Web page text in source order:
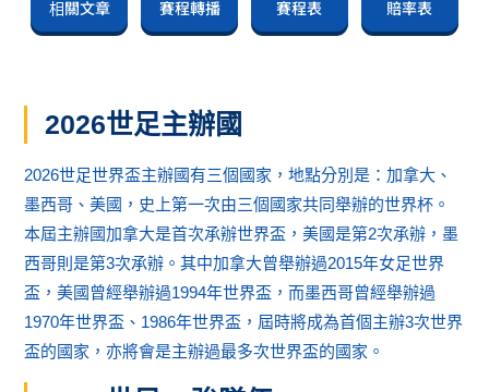
相關文章 賽程轉播 賽程表 賠率表
2026世足主辦國
2026世足世界盃主辦國有三個國家，地點分別是：加拿大、
墨西哥、美國，史上第一次由三個國家共同舉辦的世界杯。
本屆主辦國加拿大是首次承辦世界盃，美國是第2次承辦，墨
西哥則是第3次承辦。其中加拿大曾舉辦過2015年女足世界
盃，美國曾經舉辦過1994年世界盃，而墨西哥曾經舉辦過
1970年世界盃、1986年世界盃，屆時將成為首個主辦3次世界
盃的國家，亦將會是主辦過最多次世界盃的國家。